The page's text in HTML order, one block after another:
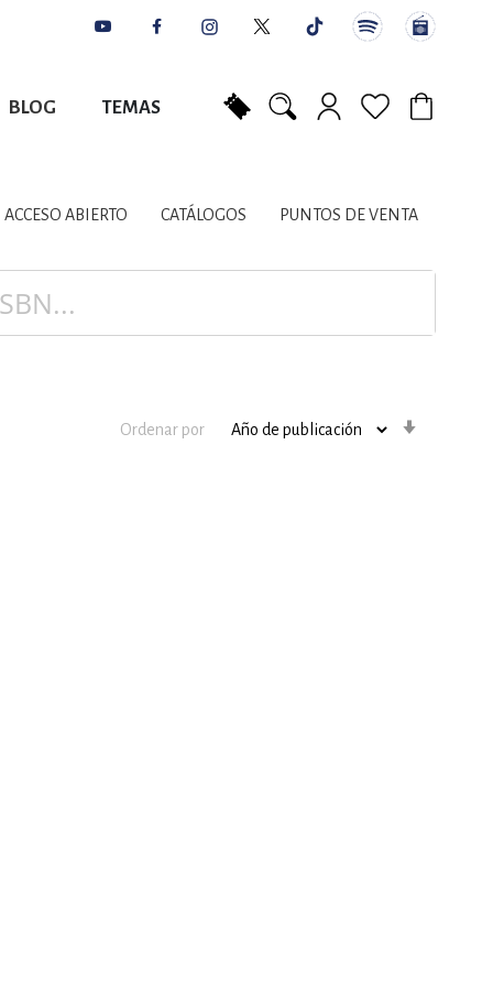
BLOG TEMAS
LITERARIOS
PLANIFICACIÓN
ACCESO ABIERTO CATÁLOGOS PUNTOS DE VENTA
Ordenar por